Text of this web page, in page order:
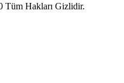
Tüm Hakları Gizlidir.